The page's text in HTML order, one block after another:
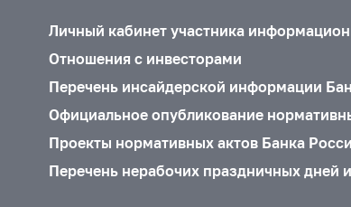
Личный кабинет участника
Отношения с инвесторами
Перечень инсайдерской информации
Официальное опубликование
Проекты нормативных актов Банка
Перечень нерабочих праздничных дней